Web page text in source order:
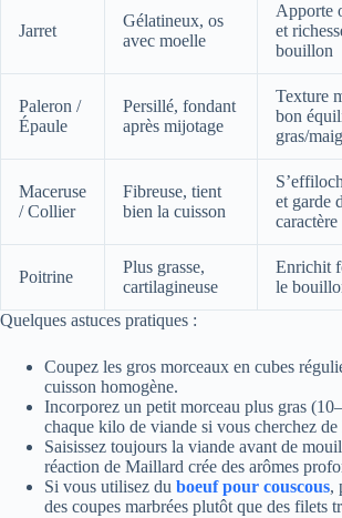
Jarret
Gélatineux, os
avec moelle
Apporte
et
bouillon
Paleron /
Épaule
Persillé, fondant
après mijotage
Texture
bon
gras/
Maceruse
/ Collier
Fibreuse, tient
bien la cuisson
et garde
caractère
Poitrine
Plus grasse,
cartilagineuse
Enrichit
le
Quelques astuces pratiques :
Coupez les gros morceaux en cubes
cuisson homogène.
Incorporez un petit morceau plus gras
chaque kilo de viande si vous cherchez de
Saisissez toujours la viande avant de
réaction de Maillard crée des arômes
Si vous utilisez du boeuf pour couscous,
des coupes marbrées plutôt que des filets